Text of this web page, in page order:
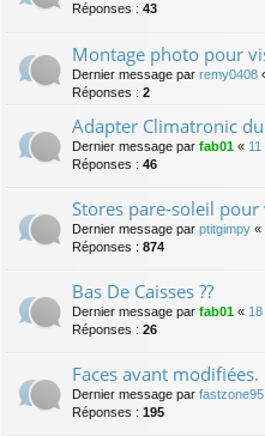
Réponses : 43
Montage photo pour
Dernier message par remy0408
Réponses : 2
Adapter Climatronic du
Dernier message par fab01 «
Réponses : 46
Stores pare-soleil
Dernier message par ptitgimpy «
Réponses : 874
Bas De Caisses ??
Dernier message par fab01 «
Réponses : 26
Faces avant modifiées.
Dernier message par fastzone95
Réponses : 195